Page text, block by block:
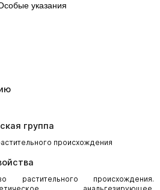
указания
группа
происхождения
растительного происхождения.